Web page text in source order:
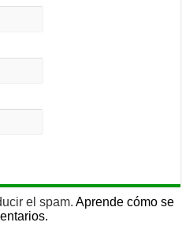
el spam.Aprende cómo se